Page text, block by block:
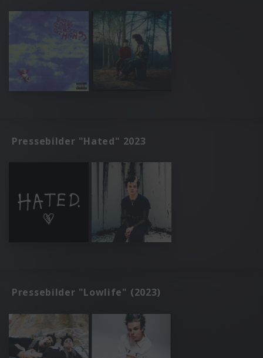
Pressebilder "Hated" 2023
Pressebilder "Lowlife" (2023)